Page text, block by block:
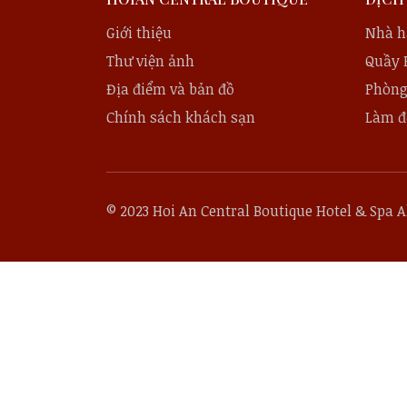
Giới thiệu
Thư viện ảnh
Địa điểm và bản đồ
Chính sách khách sạn
Nhà
Quầy
Làm
© 2023 Hoi An Central Boutique Hotel & Spa